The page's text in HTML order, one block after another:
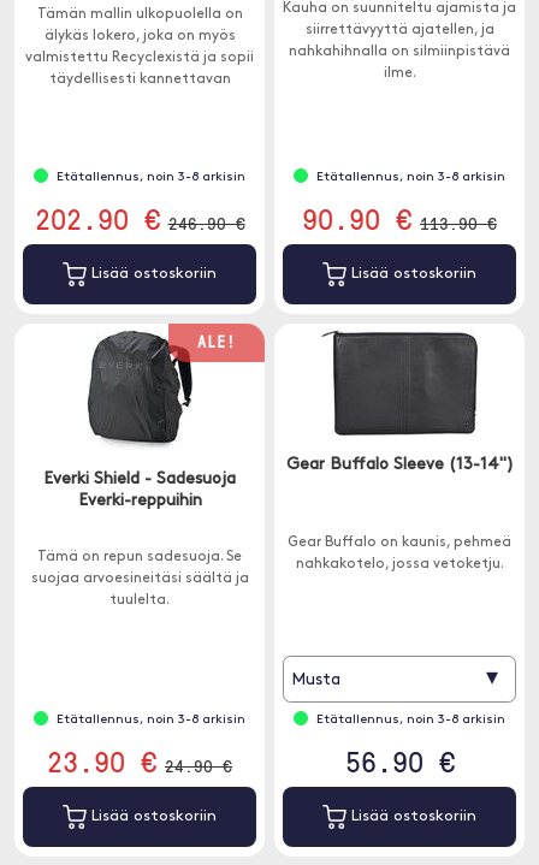
Tämän mallin ulkopuolella on
älykäs lokero, joka on myös
valmistettu Recyclexistä ja sopii
täydellisesti kannettavan
Etätallennus, noin 3-8 arkisin
202.90 € 246.90 €
Lisää ostoskoriin
Kauha on suunniteltu ajamista ja
siirrettävyyttä ajatellen, ja
nahkahihnalla on silmiinpistävä
ilme.
Etätallennus, noin 3-8 arkisin
90.90 € 113.90 €
Lisää ostoskoriin
ALE!
Everki Shield - Sadesuoja
Everki-reppuihin
Tämä on repun sadesuoja. Se
suojaa arvoesineitäsi säältä ja
tuulelta.
Etätallennus, noin 3-8 arkisin
23.90 € 24.90 €
Lisää ostoskoriin
Gear Buffalo Sleeve (13-14")
Gear Buffalo on kaunis, pehmeä
nahkakotelo, jossa vetoketju.
Musta ▾
Etätallennus, noin 3-8 arkisin
56.90 €
Lisää ostoskoriin